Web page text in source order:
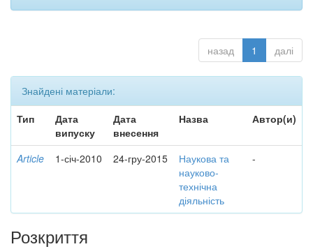
назад 1 далі
Знайдені матеріали:
Тип
Дата
випуску
Дата
внесення
Назва Автор(и)
Article 1-січ-2010 24-гру-2015
Наукова та
науково-
технічна
діяльність
-
Розкриття